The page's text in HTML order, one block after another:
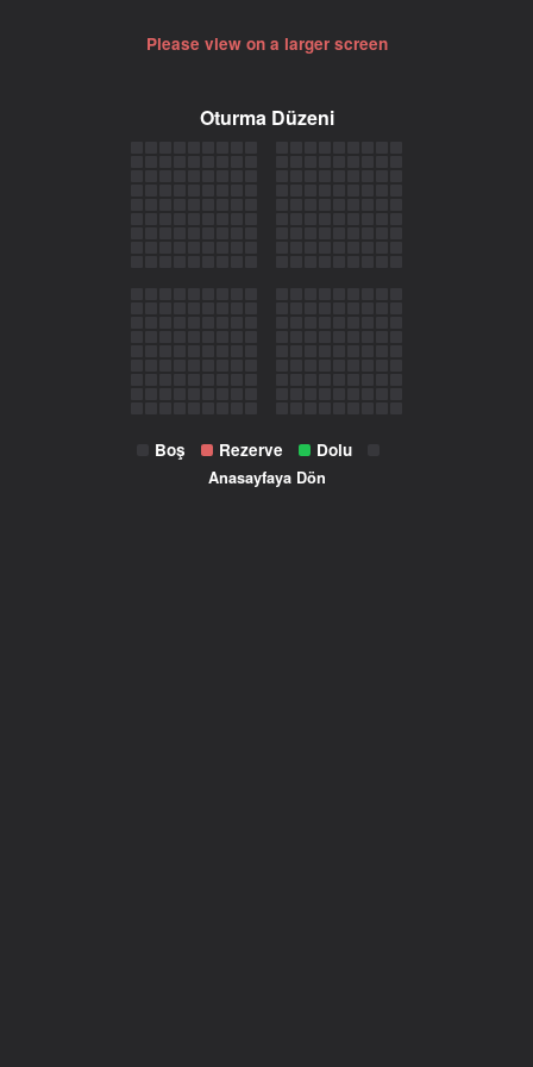
Please view on a larger screen
Oturma Düzeni
Boş Rezerve Dolu
Anasayfaya Dön